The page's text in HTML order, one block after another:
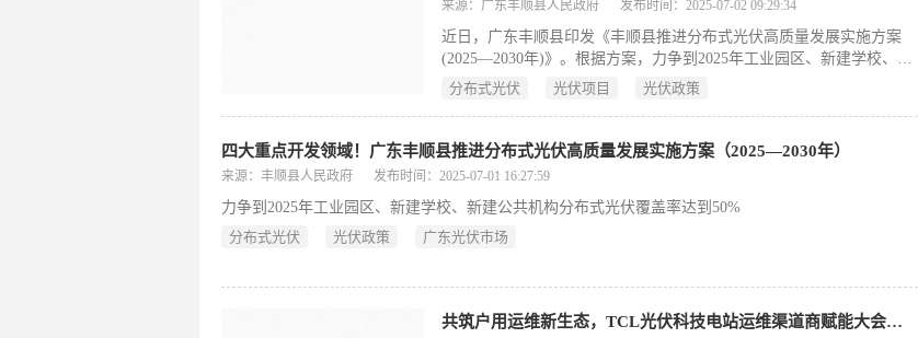
来源：广东丰顺县人民政府 发布时间：2025-07-02 09:29:34
近日，广东丰顺县印发《丰顺县推进分布式光伏高质量发展实施方案
(2025—2030年)》。根据方案，力争到2025年工业园区、新建学校、新
建公共机构分布式光伏覆盖率达到50%，交通运输基础设施、农村农房
分布式光伏 光伏项目 光伏政策
四大重点开发领域！广东丰顺县推进分布式光伏高质量发展实施方案（2025—2030年）
来源：丰顺县人民政府 发布时间：2025-07-01 16:27:59
力争到2025年工业园区、新建学校、新建公共机构分布式光伏覆盖率达到50%
分布式光伏
光伏政策 广东光伏市场
共筑户用运维新生态，TCL光伏科技电站运维渠道商赋能大会郑州站圆满落幕